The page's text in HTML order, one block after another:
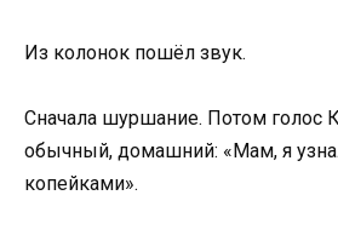
Из колонок пошёл звук.
Сначала шуршание. Потом голос
обычный, домашний: «Мам, я
копейками».